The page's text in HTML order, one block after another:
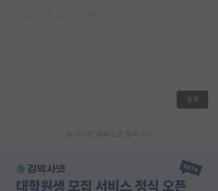
등록
게시판 목록으로 돌아가기